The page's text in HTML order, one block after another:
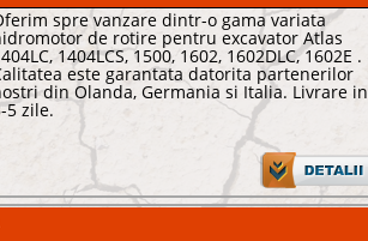
spre vanzare dintr-o gama variata
de rotire pentru excavator Atlas
1404LCS, 1500, 1602, 1602DLC, 1602E .
este garantata datorita partenerilor
din Olanda, Germania si Italia. Livrare in
5 zile.